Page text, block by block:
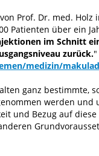
Prof. Dr. med.
Patienten über ein
im Schnitt
zurück."
medizin/
ganz bestimmte,
werden
und Bezug auf